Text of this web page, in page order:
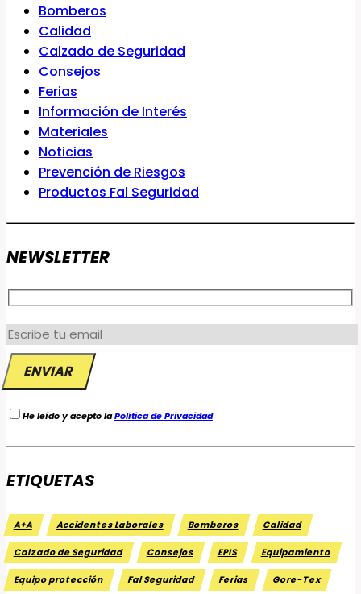
Bomberos
Calidad
Calzado de Seguridad
Consejos
Ferias
Información de Interés
Materiales
Noticias
Prevención de Riesgos
Productos Fal Seguridad
NEWSLETTER
He leído y acepto laPolítica de Privacidad
ETIQUETAS
A+A Accidentes Laborales Bomberos Calidad
Calzado de Seguridad Consejos EPIS Equipamiento
Equipo protección Fal Seguridad Ferias Gore-Tex